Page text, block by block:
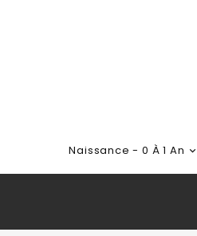

Naissance - 0 À 1 An